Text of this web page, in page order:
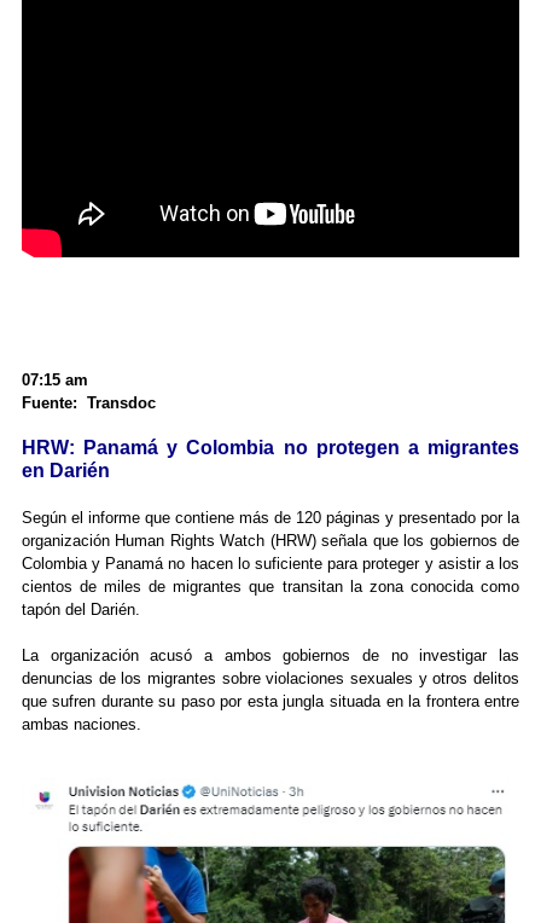
07:15 am
Fuente: Transdoc
HRW: Panamá y Colombia no protegen a migrantes
en Darién
Según el informe que contiene más de 120 páginas y presentado por la
organización Human Rights Watch (HRW) señala que los gobiernos de
Colombia y Panamá no hacen lo suficiente para proteger y asistir a los
cientos de miles de migrantes que transitan la zona conocida como
tapón del Darién.
La organización acusó a ambos gobiernos de no investigar las
denuncias de los migrantes sobre violaciones sexuales y otros delitos
que sufren durante su paso por esta jungla situada en la frontera entre
ambas naciones.